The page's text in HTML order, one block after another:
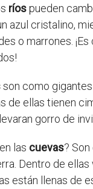
ríospueden
azul cristalino,
o marrones. ¡Es
son como
de ellas tienen
gorro de
las cuevas?
Dentro de ellas
están llenas de